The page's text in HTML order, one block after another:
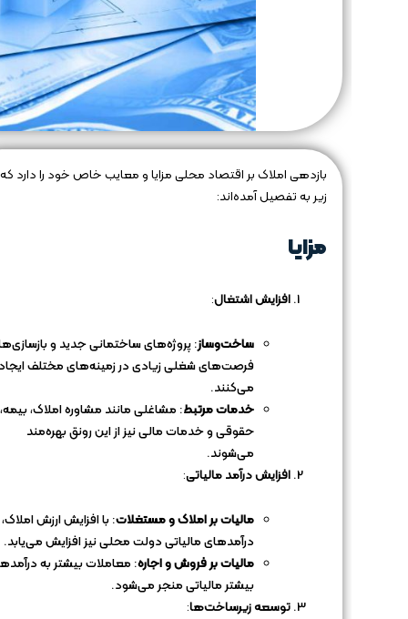
بازدهی املاک بر اقتصاد محلی مزایا و معایب خاص خود را دارد
زیر به تفصیل آمده‌اند:
مزایا
افزایش اشتغال:
ساخت‌وساز: پروژه‌های ساختمانی جدید و
فرصت‌های شغلی زیادی در زمینه‌های مختلف
می‌کنند.
خدمات مرتبط: مشاغلی مانند مشاوره املاک، بیمه،
حقوقی و خدمات مالی نیز از این رونق بهره‌مند
می‌شوند.
افزایش درآمد مالیاتی:
مالیات بر املاک و مستغلات: با افزایش ارزش املاک،
درآمدهای مالیاتی دولت محلی نیز افزایش می‌یابد.
مالیات بر فروش و اجاره: معاملات بیشتر به
بیشتر مالیاتی منجر می‌شود.
توسعه زیرساخت‌ها: